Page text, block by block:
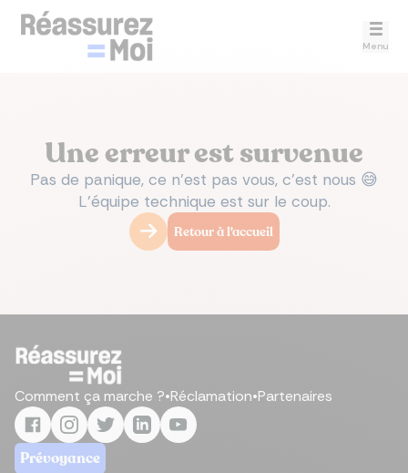
Menu
Une erreur est survenue
Pas de panique, ce n’est pas vous, c’est nous 😅
L’équipe technique est sur le coup.
Retour à l'accueil
Comment ça marche ?•Réclamation•Partenaires
Prévoyance